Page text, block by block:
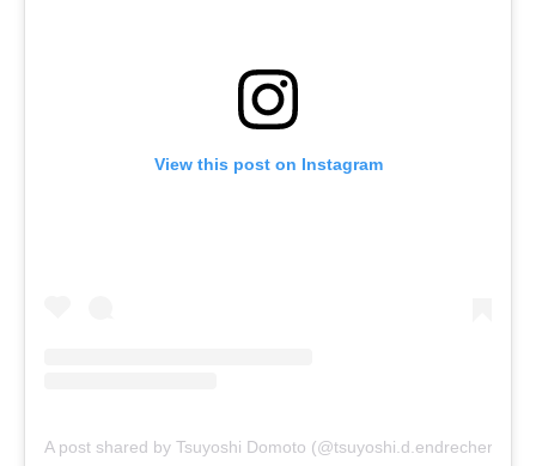
View this post on Instagram
A post shared by Tsuyoshi Domoto